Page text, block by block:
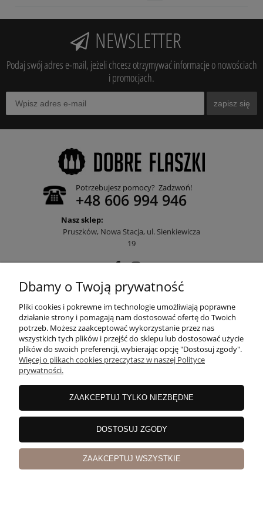
NEWSLETTER
Podaj swój adres e-mail, jeżeli chcesz otrzymywać informacje o nowościach
i promocjach.
zapisz się
Potrzebujesz pomocy? Zadzwoń!
+48 606 994 946
Nasz sklep:
Pruszków, Nowa Stacja, ul. Sienkiewicza
19
POMOC
MOJE KONTO
PŁATNOŚCI I DOSTAWA
INFORMACJE
O NAS
Dbamy o Twoją prywatność
Pliki cookies i pokrewne im technologie umożliwiają poprawne
działanie strony i pomagają nam dostosować ofertę do Twoich
potrzeb. Możesz zaakceptować wykorzystanie przez nas
wszystkich tych plików i przejść do sklepu lub dostosować użycie
plików do swoich preferencji, wybierając opcję "Dostosuj zgody".
Więcej o plikach cookies przeczytasz w naszej Polityce
prywatności.
ZAAKCEPTUJ TYLKO NIEZBĘDNE
DOSTOSUJ ZGODY
ZAAKCEPTUJ WSZYSTKIE